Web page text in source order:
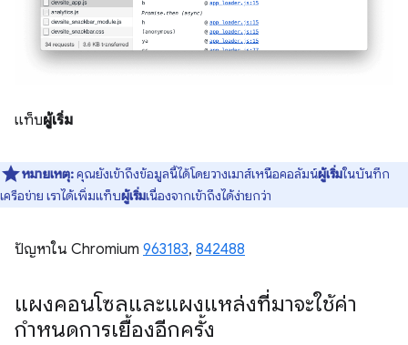
แท็บผู้เริ่ม
หมายเหตุ:คุณยังเข้าถึงข้อมูลนี้ได้โดยวางเมาส์เหนือคอลัมน์ผู้เริ่มในบันทึก
เครือข่าย เราได้เพิ่มแท็บผู้เริ่มเนื่องจากเข้าถึงได้ง่ายกว่า
ปัญหาใน Chromium 963183, 842488
แผงคอนโซลและแผงแหล่งที่มาจะใช้ค่า
กำหนดการเยื้องอีกครั้ง